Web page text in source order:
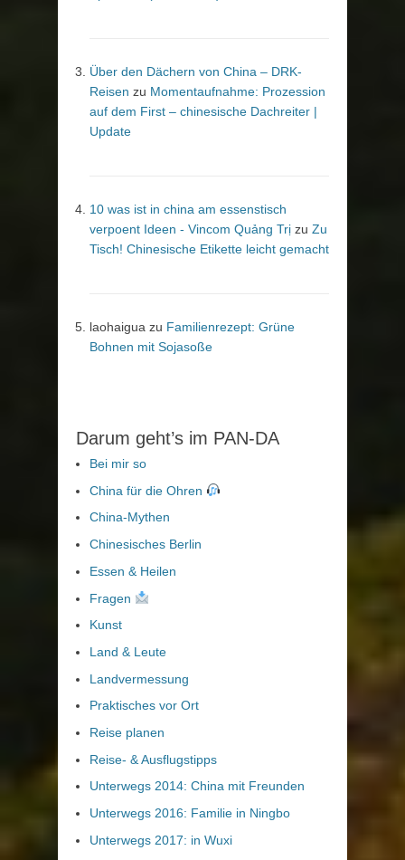
Über den Dächern von China – DRK-
Reisen zu Momentaufnahme: Prozession
auf dem First – chinesische Dachreiter |
Update
10 was ist in china am essenstisch
verpoent Ideen - Vincom Quảng Trị zu Zu
Tisch! Chinesische Etikette leicht gemacht
laohaigua zu Familienrezept: Grüne
Bohnen mit Sojasoße
Darum geht’s im PAN-DA
Bei mir so
China für die Ohren
China-Mythen
Chinesisches Berlin
Essen & Heilen
Fragen
Kunst
Land & Leute
Landvermessung
Praktisches vor Ort
Reise planen
Reise- & Ausflugstipps
Unterwegs 2014: China mit Freunden
Unterwegs 2016: Familie in Ningbo
Unterwegs 2017: in Wuxi